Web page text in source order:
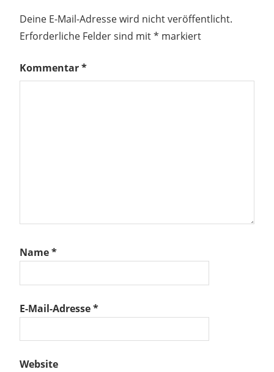
Deine E-Mail-Adresse wird nicht veröffentlicht.
Erforderliche Felder sind mit* markiert
Kommentar*
Name*
E-Mail-Adresse*
Website